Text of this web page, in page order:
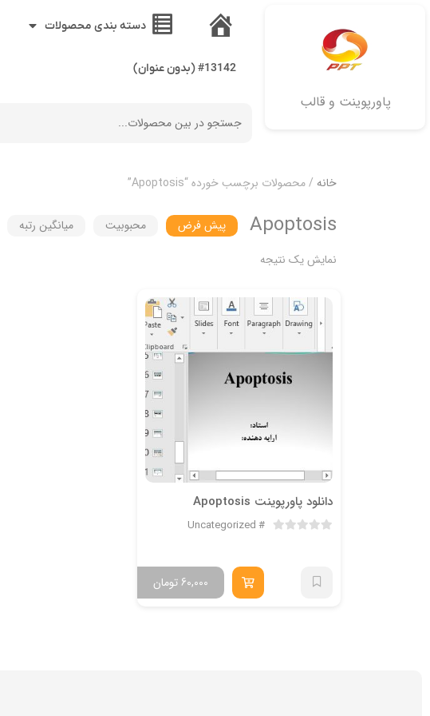
پاورپوینت و قالب
خانه
دسته بندی محصولات
#13142 (بدون عنوان)
خانه / محصولات برچسب خورده “Apoptosis”
Apoptosis پیش فرض محبوبیت میانگین رتبه
نمایش یک نتیجه
دانلود پاورپوینت Apoptosis
Uncategorized
تومان 60,000